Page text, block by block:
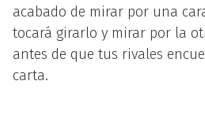
acabado de mirar por una
tocará girarlo y mirar por la
antes de que tus rivales
carta.